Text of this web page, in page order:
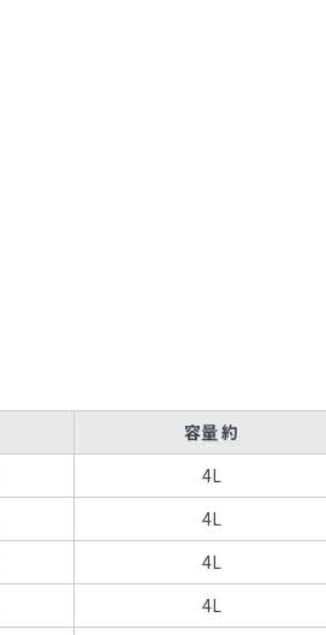
容量 約
4L
4L
4L
4L